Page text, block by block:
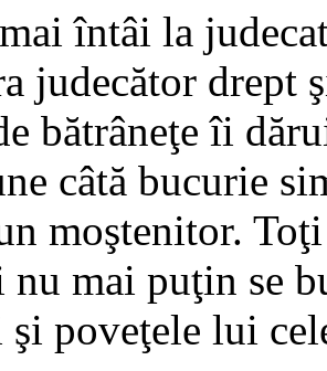
întâi la
judecător drept
bătrâneţe îi
câtă bucurie
moştenitor.
mai puţin se
şi poveţele lui